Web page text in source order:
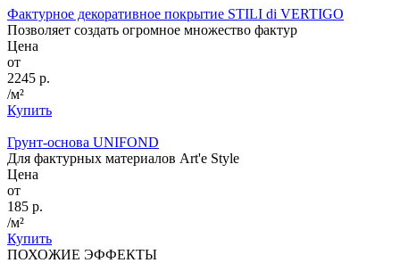
Фактурное декоративное покрытие STILI di VERTIGO
Позволяет создать огромное множество фактур
Цена
от
2245 р.
/м²
Купить
Грунт-основа UNIFOND
Для фактурных материалов Art'e Style
Цена
от
185 р.
/м²
Купить
ПОХОЖИЕ ЭФФЕКТЫ